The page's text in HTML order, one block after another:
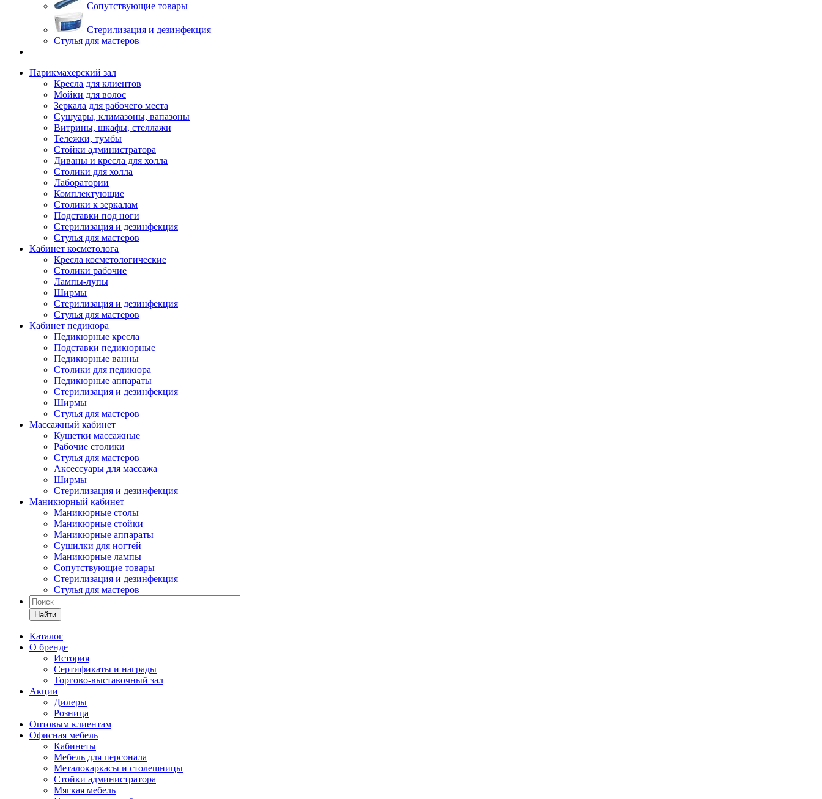
Сопутствующие товары
Стерилизация и дезинфекция
Стулья для мастеров
Парикмахерский зал
Кресла для клиентов
Мойки для волос
Зеркала для рабочего места
Сушуары, климазоны, вапазоны
Витрины, шкафы, стеллажи
Тележки, тумбы
Стойки администратора
Диваны и кресла для холла
Столики для холла
Лаборатории
Комплектующие
Столики к зеркалам
Подставки под ноги
Стерилизация и дезинфекция
Стулья для мастеров
Кабинет косметолога
Кресла косметологические
Столики рабочие
Лампы-лупы
Ширмы
Стерилизация и дезинфекция
Стулья для мастеров
Кабинет педикюра
Педикюрные кресла
Подставки педикюрные
Педикюрные ванны
Столики для педикюра
Педикюрные аппараты
Стерилизация и дезинфекция
Ширмы
Стулья для мастеров
Массажный кабинет
Кушетки массажные
Рабочие столики
Стулья для мастеров
Аксессуары для массажа
Ширмы
Стерилизация и дезинфекция
Маникюрный кабинет
Маникюрные столы
Маникюрные стойки
Маникюрные аппараты
Сушилки для ногтей
Маникюрные лампы
Сопутствующие товары
Стерилизация и дезинфекция
Стулья для мастеров
Найти
Каталог
О бренде
История
Сертификаты и награды
Торгово-выставочный зал
Акции
Дилеры
Розница
Оптовым клиентам
Офисная мебель
Кабинеты
Мебель для персонала
Металокаркасы и столешницы
Стойки администратора
Мягкая мебель